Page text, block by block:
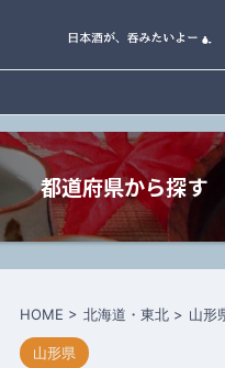
都道府県から探す
HOME > 北海道・東北 > 山形
山形県